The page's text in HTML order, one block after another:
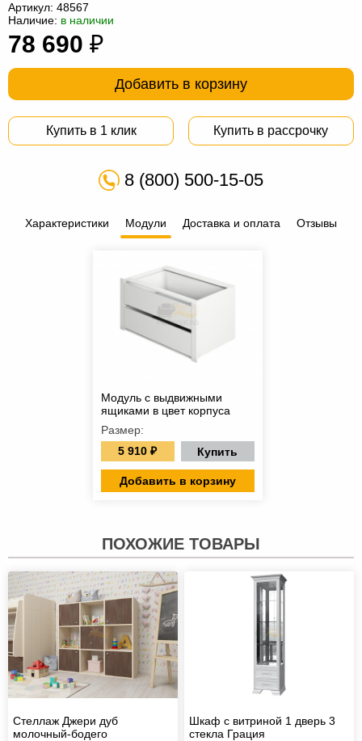
из
ротанга
Садовая
мебель
Косметологическое
оборудование
Артикул: 48567
Наличие: в наличии
78 690 ₽
Добавить в корзину
Купить в 1 клик Купить в рассрочку
8 (800) 500-15-05
Характеристики Модули Доставка и оплата Отзывы
Модуль с выдвижными
ящиками в цвет корпуса
Размер:
5 910 ₽
Купить
Добавить в корзину
ПОХОЖИЕ ТОВАРЫ
Стеллаж Джери дуб
молочный-бодего
Шкаф с витриной 1 дверь 3
стекла Грация